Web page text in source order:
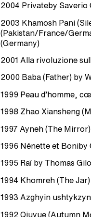
2004 Privateby Saverio
2003 Khamosh Pani
(Pakistan/France/
(Germany)
2001 Alla rivoluzione
2000 Baba (Father) by
1999 Peau d’homme,
1998 Zhao Xiansheng
1997 Ayneh (The
1996 Nénette et Boniby
1995 Raï by Thomas
1994 Khomreh (The
1993 Azghyin
1992 Qiuyue (Autumn